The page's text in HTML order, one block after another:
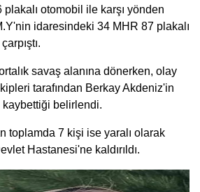
plakalı otomobil ile karşı yönden
idaresindeki 34 MHR 87 plakalı
savaş alanına dönerken, olay
tarafından Berkay Akdeniz'in
kaybettiği belirlendi.
toplamda 7 kişi ise yaralı olarak
Hastanesi'ne kaldırıldı.